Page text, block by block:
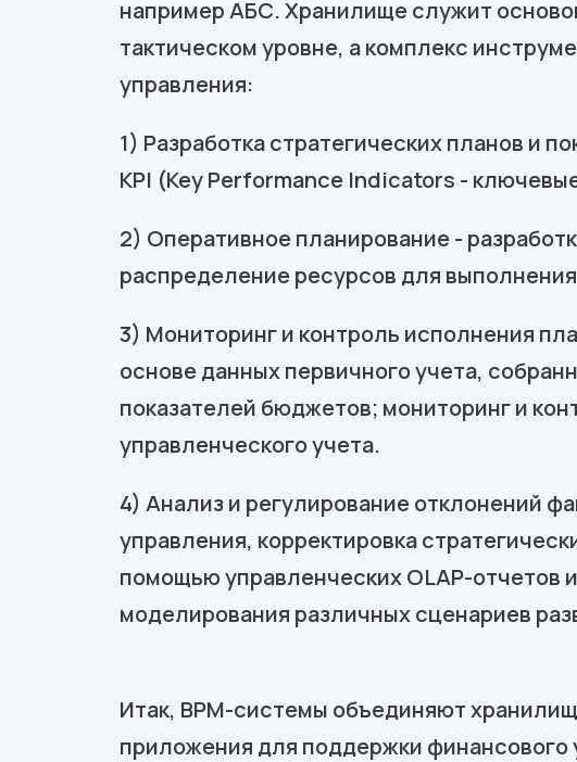
например АБС. Хранилище служит
тактическом уровне, а комплекс
управления:
1) Разработка стратегических планов и
KPI (Key Performance Indicators -
2) Оперативное планирование -
распределение ресурсов для
3) Мониторинг и контроль исполнения
основе данных первичного учета,
показателей бюджетов; мониторинг и
управленческого учета.
4) Анализ и регулирование отклонений
управления, корректировка
помощью управленческих OLAP-отчетов
моделирования различных сценариев
Итак, BPM-системы объединяют
приложения для поддержки финансового